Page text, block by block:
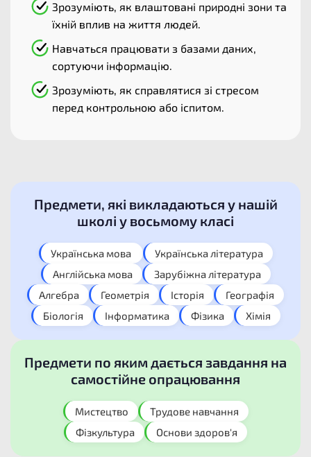
Зрозуміють, як влаштовані природні зони та
їхній вплив на життя людей.
Навчаться працювати з базами даних,
сортуючи інформацію.
Зрозуміють, як справлятися зі стресом
перед контрольною або іспитом.
Предмети, які викладаються у нашій
школі у восьмому класі​
Українська мова ​
Українська література​
Англійська мова​
Зарубіжна література​
Алгебра​
Геометрія​ Історія​
Географія​
Біологія​
Інформатика​ Фізика​ Хімія​
Предмети по яким дається завдання на
самостійне опрацювання​
Мистецтво​
Трудове навчання​
Фізкультура​
Основи здоров'я​